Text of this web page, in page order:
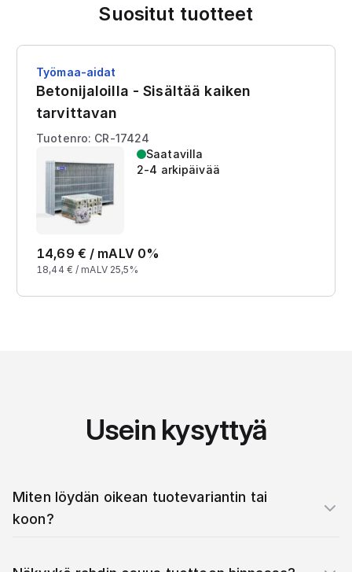
Suositut tuotteet
Työmaa-aidat
Betonijaloilla - Sisältää kaiken
tarvittavan
Tuotenro: CR-17424
Saatavilla
2-4 arkipäivää
14,69 € / mALV 0%
18,44 € / mALV 25,5%
Usein kysyttyä
Miten löydän oikean tuotevariantin tai
koon?